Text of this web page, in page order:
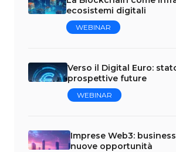
ecosistemi digitali
WEBINAR
Verso il Digital Euro:
prospettive future
WEBINAR
Imprese Web3:
nuove opportunità